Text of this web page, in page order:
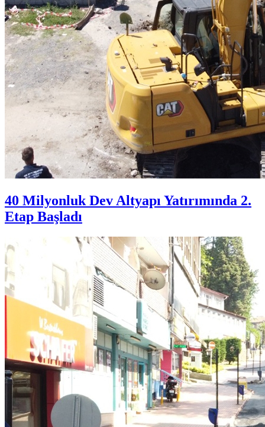
40 Milyonluk Dev Altyapı Yatırımında 2.
Etap Başladı